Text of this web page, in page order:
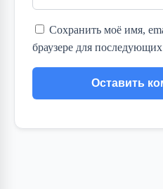
Сохранить моё имя,
браузере для